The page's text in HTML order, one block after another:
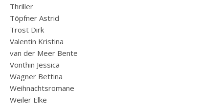
Thriller
Töpfner Astrid
Trost Dirk
Valentin Kristina
van der Meer Bente
Vonthin Jessica
Wagner Bettina
Weihnachtsromane
Weiler Elke